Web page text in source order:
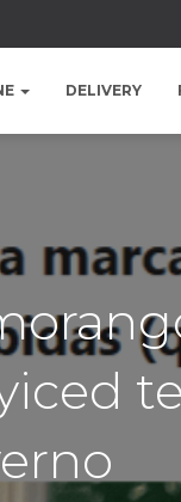
DELIVERY